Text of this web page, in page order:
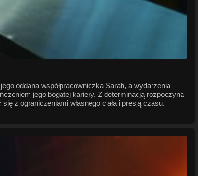
oddana współpracowniczka Sarah, a wydarzenia
jego bogatej kariery. Z determinacją rozpoczyna
z ograniczeniami własnego ciała i presją czasu.